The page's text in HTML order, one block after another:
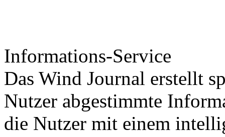
Informations-Service
Das Wind Journal erstellt
Nutzer abgestimmte
die Nutzer mit einem